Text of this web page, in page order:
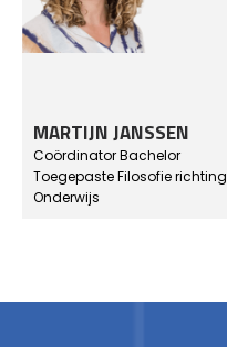
MARTIJN JANSSEN
Coördinator Bachelor
Toegepaste Filosofie richting
Onderwijs